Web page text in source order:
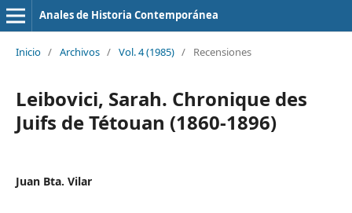
Anales de Historia Contemporánea
Inicio / Archivos / Vol. 4 (1985) / Recensiones
Leibovici, Sarah. Chronique des
Juifs de Tétouan (1860-1896)
Juan Bta. Vilar